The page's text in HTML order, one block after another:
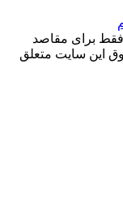
فقط برای مقاصد
این سایت متعلق